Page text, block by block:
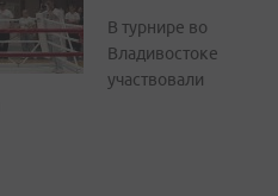
В турнире во
Владивостоке
участвовали